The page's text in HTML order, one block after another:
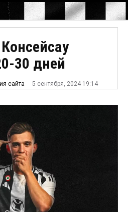
30 дней
сайта 5 сентября, 2024 19:14